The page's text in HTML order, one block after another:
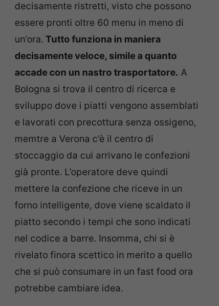
decisamente ristretti, visto che possono
essere pronti oltre 60 menu in meno di
un’ora. Tutto funziona in maniera
decisamente veloce, simile a quanto
accade con un nastro trasportatore. A
Bologna si trova il centro di ricerca e
sviluppo dove i piatti vengono assemblati
e lavorati con precottura senza ossigeno,
memtre a Verona c’è il centro di
stoccaggio da cui arrivano le confezioni
già pronte. L’operatore deve quindi
mettere la confezione che riceve in un
forno intelligente, dove viene scaldato il
piatto secondo i tempi che sono indicati
nel codice a barre. Insomma, chi si è
rivelato finora scettico in merito a quello
che si può consumare in un fast food ora
potrebbe cambiare idea.